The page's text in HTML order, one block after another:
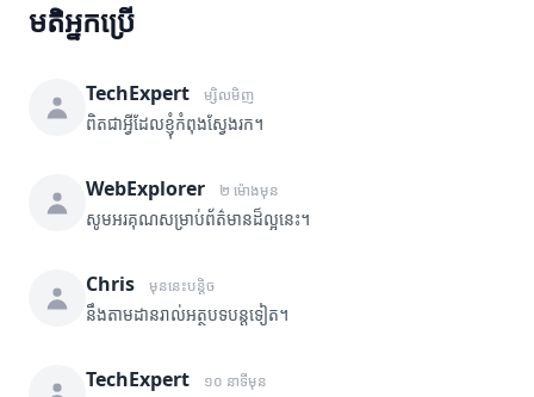
មតិអ្នកប្រើ
TechExpert ម្សិលមិញ
ពិតជាអ្វីដែលខ្ញុំកំពុងស្វែងរក។
WebExplorer ២ ម៉ោងមុន
សូមអរគុណសម្រាប់ព័ត៌មានដ៏ល្អនេះ។
Chris មុននេះបន្តិច
នឹងតាមដានរាល់អត្ថបទបន្តទៀត។
TechExpert ១០ នាទីមុន